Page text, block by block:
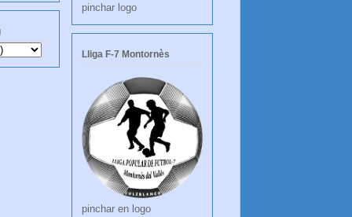
pinchar logo
Lliga F-7 Montornès
pinchar en logo